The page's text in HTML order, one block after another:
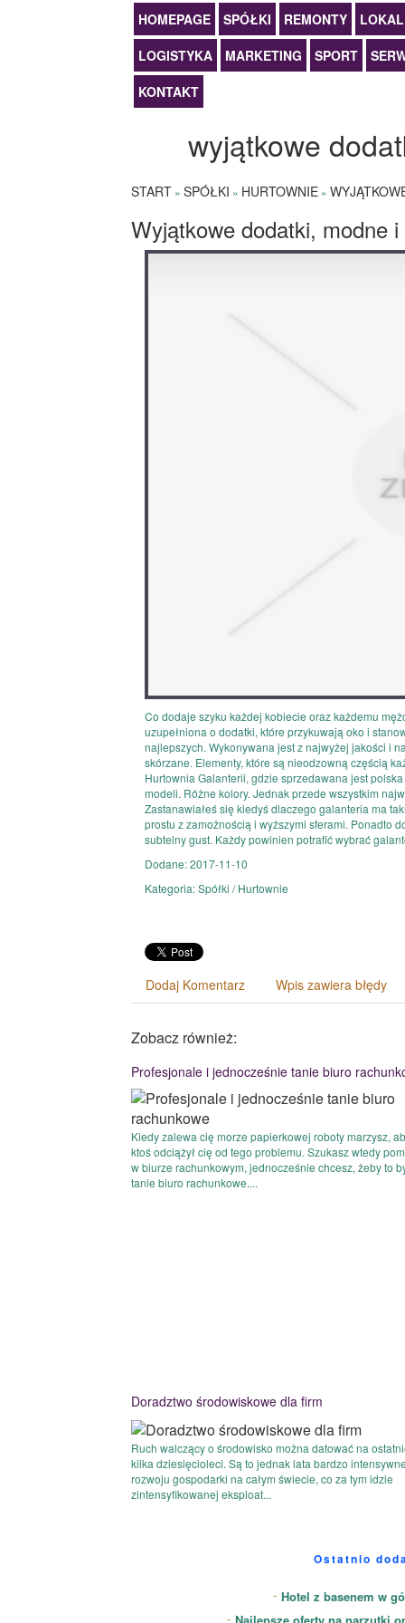
HOMEPAGE SPÓŁKI REMONTY
LOGISTYKA
MARKETING SPORT
KONTAKT
wyjątkowe
START » SPÓŁKI » HURTOWNIE »
Wyjątkowe dodatki, modne
Co dodaje szyku każdej kobiecie oraz każdemu
uzupełniona o dodatki, które przykuwają oko i
najlepszych. Wykonywana jest z najwyżej jakości i
skórzane. Elementy, które są nieodzowną częścią
Hurtownia Galanterii, gdzie sprzedawana jest
modeli. Różne kolory. Jednak przede wszystkim
Zastanawiałeś się kiedyś dlaczego galanteria ma
prostu z zamożnością i wyższymi sferami. Ponadto
subtelny gust. Każdy powinien potrafić wybrać
Dodane: 2017-11-10
Kategoria: Spółki / Hurtownie
Dodaj Komentarz Wpis zawiera błędy
Zobacz również:
Profesjonale i jednocześnie tanie biuro
Kiedy zalewa cię morze papierkowej roboty marzysz,
ktoś odciążył cię od tego problemu. Szukasz wtedy
w biurze rachunkowym, jednocześnie chcesz, żeby to
tanie biuro rachunkowe....
Doradztwo środowiskowe dla firm
Ruch walczący o środowisko można datować na
kilka dziesięcioleci. Są to jednak lata bardzo
rozwoju gospodarki na całym świecie, co za tym idzie
zintensyfikowanej eksploat...
Ostatnio
Hotel z basenem w